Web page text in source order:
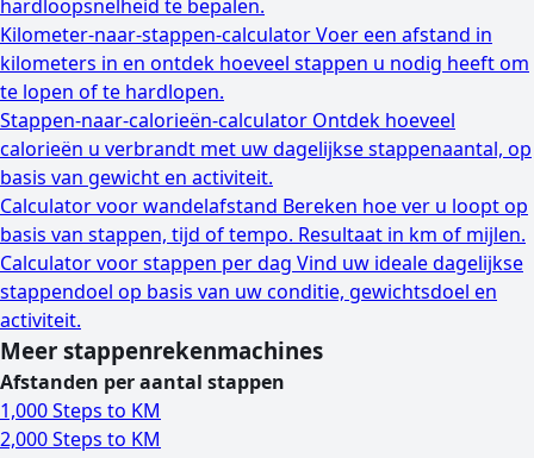
hardloopsnelheid te bepalen.
Kilometer-naar-stappen-calculatorVoer een afstand in
kilometers in en ontdek hoeveel stappen u nodig heeft om
te lopen of te hardlopen.
Stappen-naar-calorieën-calculator Ontdek hoeveel
calorieën u verbrandt met uw dagelijkse stappenaantal, op
basis van gewicht en activiteit.
Calculator voor wandelafstand Bereken hoe ver u loopt op
basis van stappen, tijd of tempo. Resultaat in km of mijlen.
Calculator voor stappen per dag Vind uw ideale dagelijkse
stappendoel op basis van uw conditie, gewichtsdoel en
activiteit.
Meer stappenrekenmachines
Afstanden per aantal stappen
1,000 Steps to KM
2,000 Steps to KM